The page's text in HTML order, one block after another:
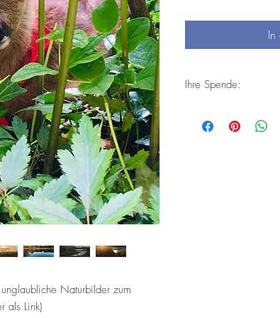
Naturbilder zum
als Link)
Ihre Spende:
helfen. Ihre Spende